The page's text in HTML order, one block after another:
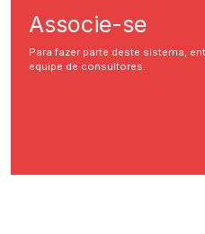
Associe-se
Para fazer parte deste sistema,
equipe de consultores.